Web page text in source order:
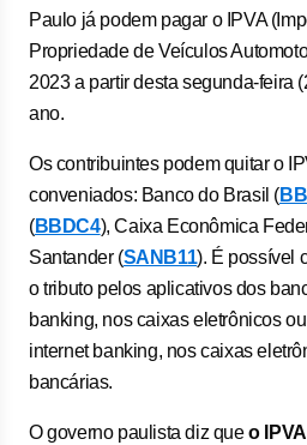
Paulo já podem pagar o IPVA
Propriedade de Veículos
2023 a partir desta segunda-feira
ano.
Os contribuintes podem quitar o
conveniados: Banco do Brasil (
(BBDC4), Caixa Econômica
Santander (SANB11). É possível
o tributo pelos aplicativos dos
banking, nos caixas eletrônicos
internet banking, nos caixas
bancárias.
O governo paulista diz queo